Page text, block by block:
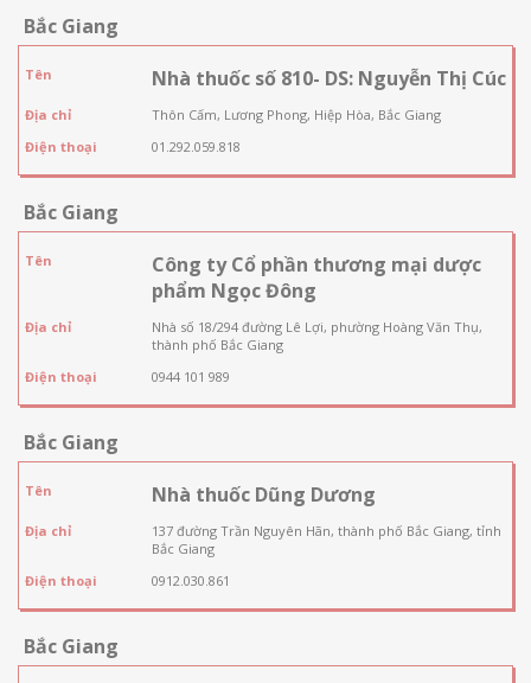
Bắc Giang
Tên Nhà thuốc số 810- DS: Nguyễn Thị Cúc
Địa chỉ
Thôn Cấm, Lương Phong, Hiệp Hòa, Bắc Giang
Điện thoại
01.292.059.818
Bắc Giang
Tên
Công ty Cổ phần thương mại dược
phẩm Ngọc Đông
Địa chỉ
Nhà số 18/294 đường Lê Lợi, phường Hoàng Văn Thụ,
thành phố Bắc Giang
Điện thoại
0944 101 989
Bắc Giang
Tên Nhà thuốc Dũng Dương
Địa chỉ
137 đường Trần Nguyên Hãn, thành phố Bắc Giang, tỉnh
Bắc Giang
Điện thoại
0912.030.861
Bắc Giang